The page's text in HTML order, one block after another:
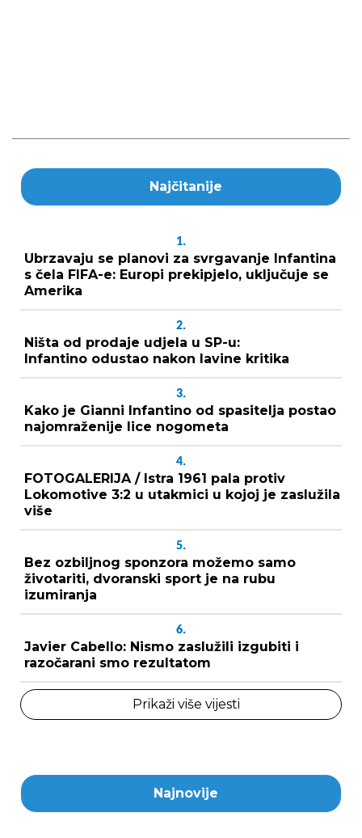
Najčitanije
1.
Ubrzavaju se planovi za svrgavanje Infantina
s čela FIFA-e: Europi prekipjelo, uključuje se
Amerika
2.
Ništa od prodaje udjela u SP-u:
Infantino odustao nakon lavine kritika
3.
Kako je Gianni Infantino od spasitelja postao
najomraženije lice nogometa
4.
FOTOGALERIJA / Istra 1961 pala protiv
Lokomotive 3:2 u utakmici u kojoj je zaslužila
više
5.
Bez ozbiljnog sponzora možemo samo
životariti, dvoranski sport je na rubu
izumiranja
6.
Javier Cabello: Nismo zaslužili izgubiti i
razočarani smo rezultatom
Prikaži više vijesti
Najnovije